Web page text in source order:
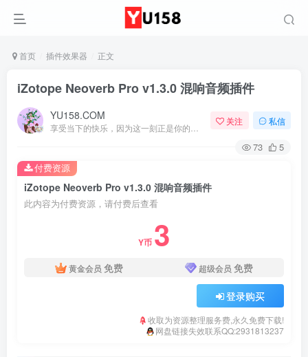
首页 插件效果器 正文
iZotope Neoverb Pro v1.3.0 混响音频插件
YU158.COM 关注 私信
73 5
iZotope Neoverb Pro v1.3.0 混响音频插件
此内容为付费资源，请付费后查看
Y币 3
黄金会员 免费 超级会员 免费
登录购买
收取为资源整理服务费,永久免费下载!
网盘链接失效联系QQ:2931813237
付费资源